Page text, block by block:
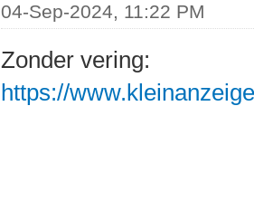
04-Sep-2024, 11:22 PM
Zonder vering:
https://